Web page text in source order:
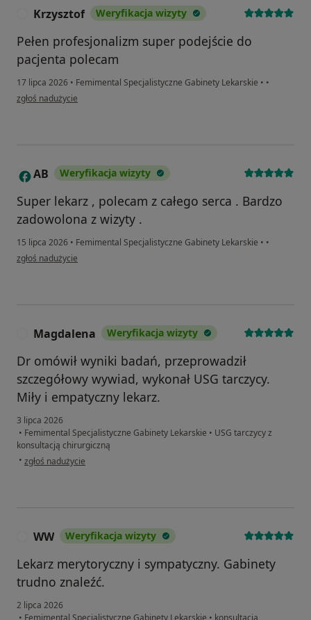
Krzysztof Weryfikacja wizyty
Pełen profesjonalizm super podejście do
pacjenta polecam
17 lipca 2026 • Femimental Specjalistyczne Gabinety Lekarskie • •
w opinii użytkownika Krzysztof
zgłoś nadużycie
A AB Weryfikacja wizyty
Super lekarz , polecam z całego serca . Bardzo
zadowolona z wizyty .
15 lipca 2026 • Femimental Specjalistyczne Gabinety Lekarskie • •
w opinii użytkownika AB
zgłoś nadużycie
Magdalena Weryfikacja wizyty
Dr omówił wyniki badań, przeprowadził
szczegółowy wywiad, wykonał USG tarczycy.
Miły i empatyczny lekarz.
3 lipca 2026
• Femimental Specjalistyczne Gabinety Lekarskie • USG tarczycy z
konsultacją chirurgiczną
• w opinii użytkownika Magdalena
zgłoś nadużycie
WW Weryfikacja wizyty
Lekarz merytoryczny i sympatyczny. Gabinety
trudno znaleźć.
2 lipca 2026